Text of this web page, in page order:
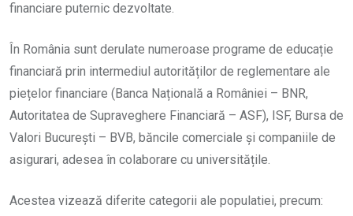
financiare puternic dezvoltate.
În România sunt derulate numeroase programe de educație
financiară prin intermediul autorităților de reglementare ale
piețelor financiare (Banca Națională a României – BNR,
Autoritatea de Supraveghere Financiară – ASF), ISF, Bursa de
Valori București – BVB, băncile comerciale și companiile de
asigurari, adesea în colaborare cu universitățile.
Acestea vizează diferite categorii ale populatiei, precum: